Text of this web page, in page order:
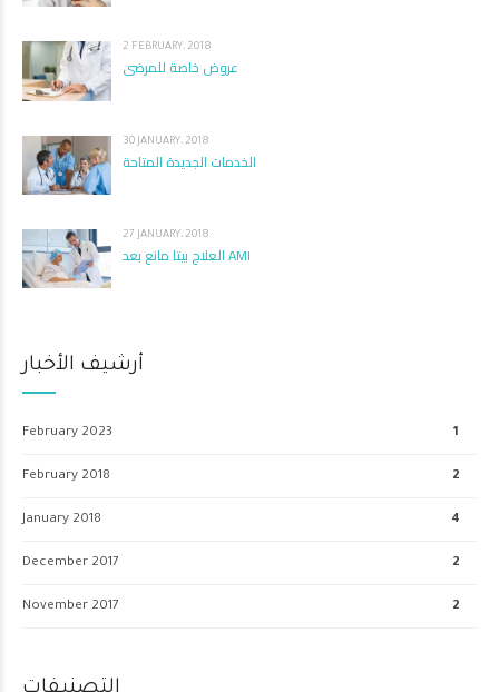
2 FEBRUARY، 2018
عروض خاصة للمرضى
30 JANUARY، 2018
الخدمات الجديدة المتاحة
27 JANUARY، 2018
العلاج بيتا مانع بعد AMI
أرشيف الأخبار
February 2023 1
February 2018 2
January 2018 4
December 2017 2
November 2017 2